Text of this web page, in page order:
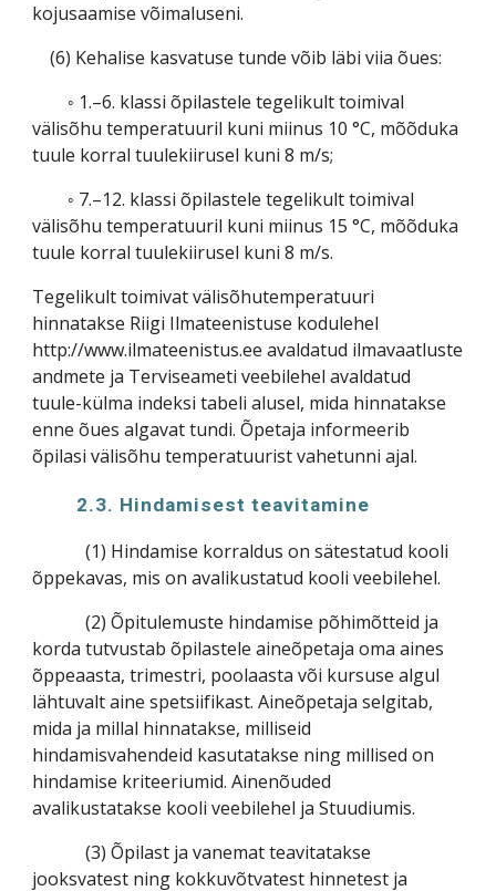
kojusaamise võimaluseni.
(6) Kehalise kasvatuse tunde võib läbi viia õues:
◦ 1.–6. klassi õpilastele tegelikult toimival
välisõhu temperatuuril kuni miinus 10 °C, mõõduka
tuule korral tuulekiirusel kuni 8 m/s;
◦ 7.–12. klassi õpilastele tegelikult toimival
välisõhu temperatuuril kuni miinus 15 °C, mõõduka
tuule korral tuulekiirusel kuni 8 m/s.
Tegelikult toimivat välisõhutemperatuuri
hinnatakse Riigi Ilmateenistuse kodulehel
http://www.ilmateenistus.ee avaldatud ilmavaatluste
andmete ja Terviseameti veebilehel avaldatud
tuule-külma indeksi tabeli alusel, mida hinnatakse
enne õues algavat tundi. Õpetaja informeerib
õpilasi välisõhu temperatuurist vahetunni ajal.
2.3. Hindamisest teavitamine
(1) Hindamise korraldus on sätestatud kooli
õppekavas, mis on avalikustatud kooli veebilehel.
(2) Õpitulemuste hindamise põhimõtteid ja
korda tutvustab õpilastele aineõpetaja oma aines
õppeaasta, trimestri, poolaasta või kursuse algul
lähtuvalt aine spetsiifikast. Aineõpetaja selgitab,
mida ja millal hinnatakse, milliseid
hindamisvahendeid kasutatakse ning millised on
hindamise kriteeriumid. Ainenõuded
avalikustatakse kooli veebilehel ja Stuudiumis.
(3) Õpilast ja vanemat teavitatakse
jooksvatest ning kokkuvõtvatest hinnetest ja